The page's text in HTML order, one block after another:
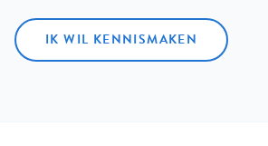
IK WIL KENNISMAKEN